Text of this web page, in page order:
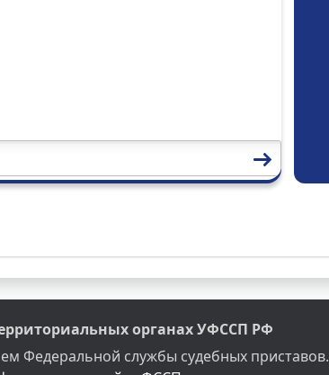
органах УФССП РФ
Федеральной службы судебных приставов.